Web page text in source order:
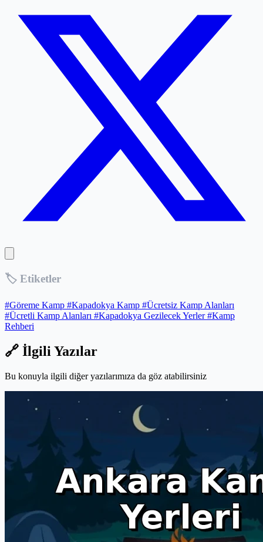
🏷️ Etiketler
#Göreme Kamp #Kapadokya Kamp #Ücretsiz Kamp Alanları
#Ücretli Kamp Alanları #Kapadokya Gezilecek Yerler#Kamp
Rehberi
🔗 İlgili Yazılar
Bu konuyla ilgili diğer yazılarımıza da göz atabilirsiniz